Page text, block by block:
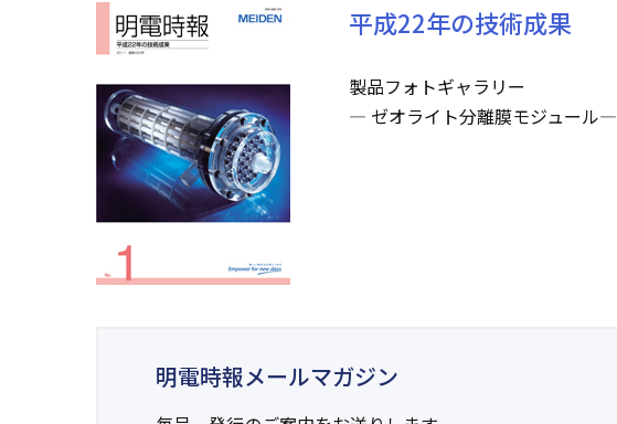
平成22年の技術成果
製品フォトギャラリー
― ゼオライト分離膜モジュール―
明電時報メールマガジン